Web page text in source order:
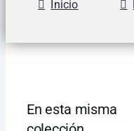
Inicio
En esta misma